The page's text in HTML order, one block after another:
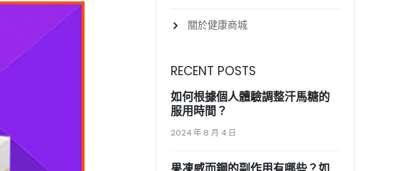
關於健康商城
RECENT POSTS
如何根據個人體驗調整汗馬糖的
服用時間？
2024 年 8 月 4 日